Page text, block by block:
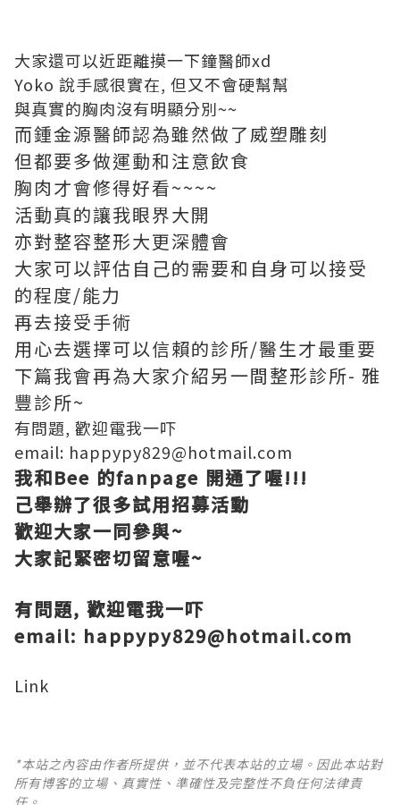
大家還可以近距離摸一下鐘醫師xd
Yoko 說手感很實在, 但又不會硬幫幫
與真實的胸肉沒有明顯分別~~
而鍾金源醫師認為雖然做了威塑雕刻
但都要多做運動和注意飲食
胸肉才會修得好看~~~~
活動真的讓我眼界大開
亦對整容整形大更深體會
大家可以評估自己的需要和自身可以接受
的程度/能力
再去接受手術
用心去選擇可以信賴的診所/醫生才最重要
下篇我會再為大家介紹另一間整形診所- 雅
豐診所~
有問題, 歡迎電我一吓
email: happypy829@hotmail.com
我和Bee 的fanpage 開通了喔!!!
己舉辦了很多試用招募活動
歡迎大家一同參與~
大家記緊密切留意喔~
有問題, 歡迎電我一吓
email: happypy829@hotmail.com
Link
*本站之內容由作者所提供，並不代表本站的立場。因此本站對
所有博客的立場、真實性、準確性及完整性不負任何法律責
任。